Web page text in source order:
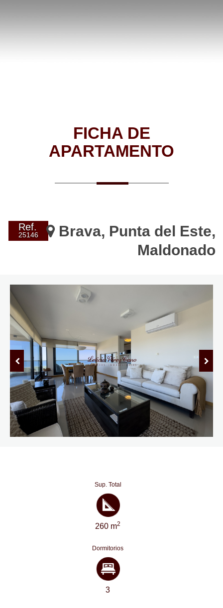
FICHA DE
APARTAMENTO
Ref.
25146
Brava, Punta del Este,
Maldonado
Sup. Total
260 m2
Dormitorios
3